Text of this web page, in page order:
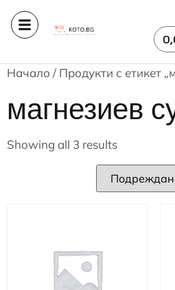
Начало / Продукти с етикет
магнезиев
Showing all 3 results